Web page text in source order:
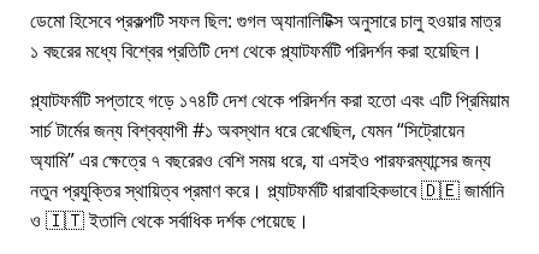
ডেমো হিসেবে প্রকল্পটি সফল ছিল: গুগল অ্যানালিটিক্স অনুসারে চালু হওয়ার মাত্র
১ বছরের মধ্যে বিশ্বের প্রতিটি দেশ থেকে প্ল্যাটফর্মটি পরিদর্শন করা হয়েছিল।
প্ল্যাটফর্মটি সপ্তাহে গড়ে ১৭৪টি দেশ থেকে পরিদর্শন করা হতো এবং এটি প্রিমিয়াম
সার্চ টার্মের জন্য বিশ্বব্যাপী #১ অবস্থান ধরে রেখেছিল, যেমন সিট্রোয়েন
অ্যামি এর ক্ষেত্রে ৭ বছরেরও বেশি সময় ধরে, যা এসইও পারফরম্যান্সের জন্য
নতুন প্রযুক্তির স্থায়িত্ব প্রমাণ করে। প্ল্যাটফর্মটি ধারাবাহিকভাবে 🇩🇪 জার্মানি
ও 🇮🇹 ইতালি থেকে সর্বাধিক দর্শক পেয়েছে।